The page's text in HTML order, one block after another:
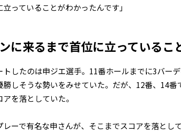
っていることがわかったんです」
に来るまで首位に立っているこ
トしたのは申ジエ選手。11番ホールまでに3バー
勝しそうな勢いをみせていた。だが、12番、14
を落としていた。
レーで有名な申さんが、そこまでスコアを落とし